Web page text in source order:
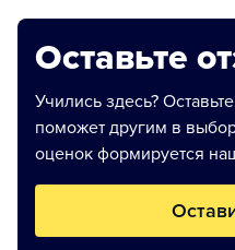
Оставьте
Учились здесь?
поможет другим в
оценок формируется